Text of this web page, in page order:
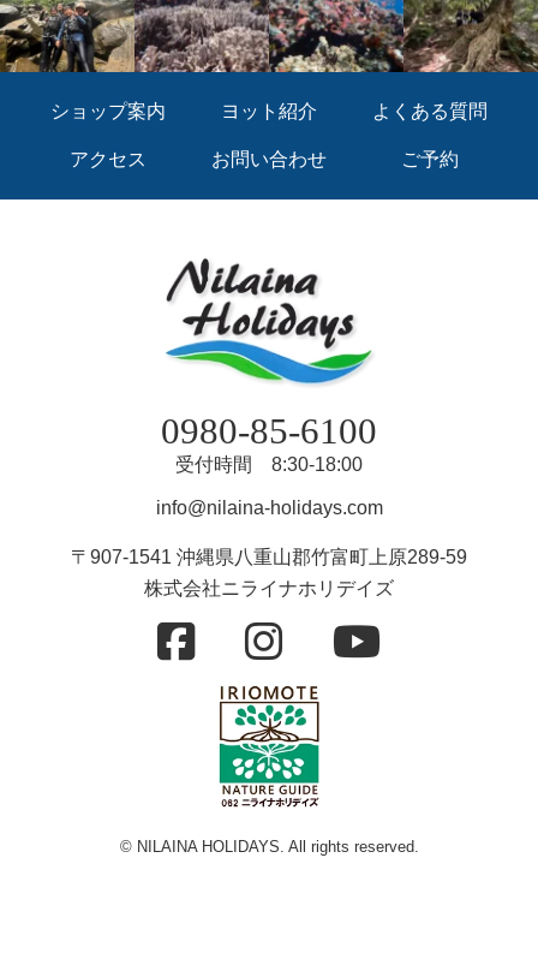
ショップ案内 ヨット紹介 よくある質問
アクセス お問い合わせ ご予約
0980-85-6100
受付時間 8:30-18:00
info@nilaina-holidays.com
〒907-1541 沖縄県八重山郡竹富町上原289-59
株式会社ニライナホリデイズ
© NILAINA HOLIDAYS. All rights reserved.